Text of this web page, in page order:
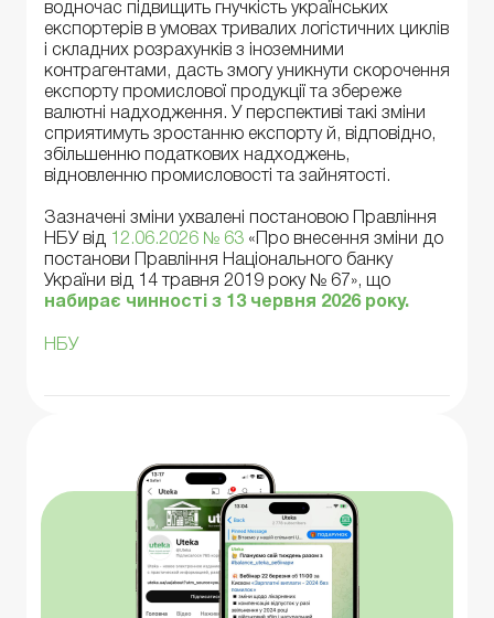
водночас підвищить гнучкість українських
експортерів в умовах тривалих логістичних циклів
і складних розрахунків з іноземними
контрагентами, дасть змогу уникнути скорочення
експорту промислової продукції та збереже
валютні надходження. У перспективі такі зміни
сприятимуть зростанню експорту й, відповідно,
збільшенню податкових надходжень,
відновленню промисловості та зайнятості.
Зазначені зміни ухвалені постановою Правління
НБУ від
12.06.2026 № 63 «Про внесення зміни до
постанови Правління Національного банку
України від 14 травня 2019 року № 67», що
набирає чинності з 13 червня 2026 року.
НБУ